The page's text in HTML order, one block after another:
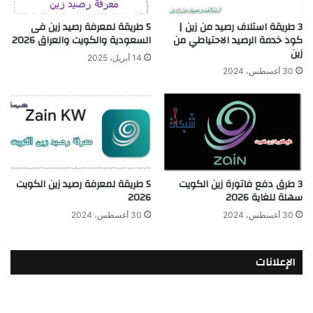
3 طريقة استلاف رصيد من زين |
كود خدمة الرصيد الاحتياطي من
زين
30 أغسطس، 2024
5 طريقة لمعرفة رصيد زين فى
السعودية والكويت والعراق 2026
14 أبريل، 2025
3 طرق دفع فاتورة زين الكويت
سهلة للغاية 2026
30 أغسطس، 2024
5 طريقة لمعرفة رصيد زين الكويت
2026
30 أغسطس، 2024
الإعلانات